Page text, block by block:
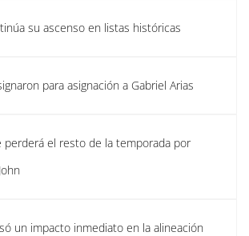
su ascenso en listas históricas
para asignación a Gabriel Arias
perderá el resto de la temporada por
un impacto inmediato en la alineación